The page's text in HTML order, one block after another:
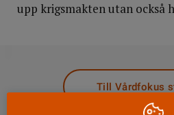
upp krigsmakten utan också
Till Vårdfokus